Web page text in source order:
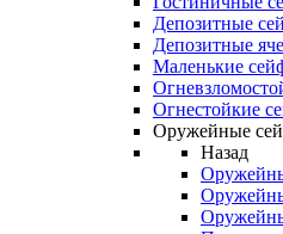
Депозитные
Депозитные
Маленькие
Огнестойкие
Оружейные
Назад